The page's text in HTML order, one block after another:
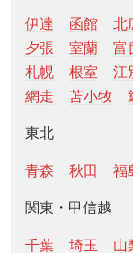
伊達 函館 北
夕張
室蘭 富
札幌
根室 江
網走
苫小牧
東北
青森 秋田 福
関東・甲信越
千葉 埼玉 山